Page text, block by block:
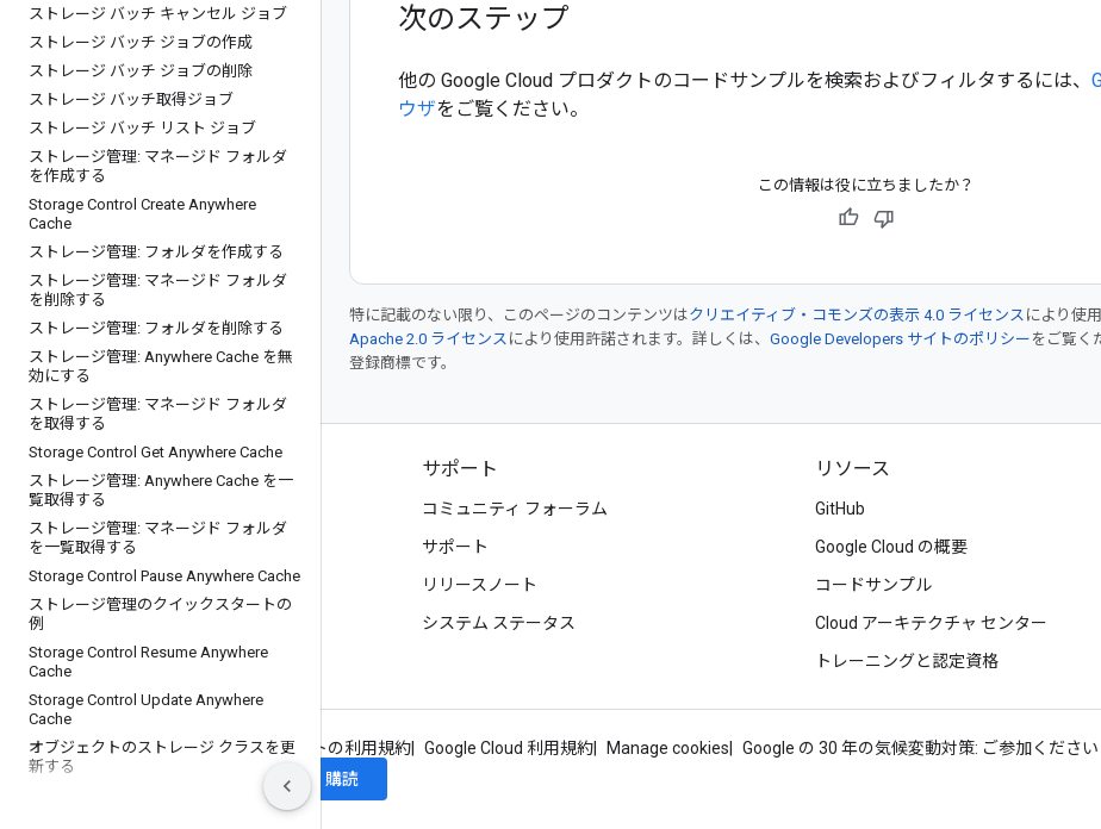
ストレージ バッチ キャンセル ジョブ
ストレージ バッチ ジョブの作成
ストレージ バッチ ジョブの削除
ストレージ バッチ取得ジョブ
ストレージ バッチ リスト ジョブ
ストレージ管理: マネージド フォルダ
を作成する
Storage Control Create Anywhere
Cache
ストレージ管理: フォルダを作成する
ストレージ管理: マネージド フォルダ
を削除する
ストレージ管理: フォルダを削除する
ストレージ管理: Anywhere Cache を無
効にする
ストレージ管理: マネージド フォルダ
を取得する
Storage Control Get Anywhere Cache
ストレージ管理: Anywhere Cache を一
覧取得する
ストレージ管理: マネージド フォルダ
を一覧取得する
Storage Control Pause Anywhere Cache
ストレージ管理のクイックスタートの
例
Storage Control Resume Anywhere
Cache
Storage Control Update Anywhere
Cache
オブジェクトのストレージ クラスを更
新する
認証なしでファイルをアップロードす
次のステップ
他の Google Cloud プロダクトのコードサンプルを検索およびフィルタするには、
ウザをご覧ください。
この情報は役に立ちましたか？
特に記載のない限り、このページのコンテンツはクリエイティブ・コモンズの表示 4.0 ライセンス により使
Apache 2.0 ライセンス により使用許諾されます。詳しくは、 Google Developers サイトのポリシー をご覧く
登録商標です。
プロダクトと料金
すべてのプロダクトを見る
Google Cloud の料金
Google Cloud Marketplace
お問い合わせ
サポート
コミュニティ フォーラム
サポート
リリースノート
システム ステータス
リソース
GitHub
Google Cloud の概要
コードサンプル
Cloud アーキテクチャ センター
トレーニングと認定資格
Google について プライバシー サイトの利用規約 Google Cloud 利用規約 Manage cookies
Google の 30 年の気候変動対策: ご参加ください
Google Cloud ニュースレターに登録
購読